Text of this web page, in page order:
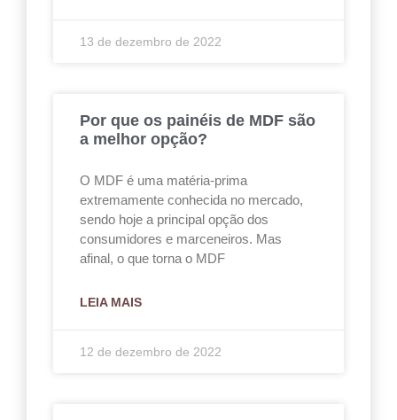
13 de dezembro de 2022
Por que os painéis de MDF são
a melhor opção?
O MDF é uma matéria-prima
extremamente conhecida no mercado,
sendo hoje a principal opção dos
consumidores e marceneiros. Mas
afinal, o que torna o MDF
LEIA MAIS
12 de dezembro de 2022